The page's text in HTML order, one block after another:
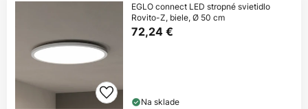
EGLO connect LED stropné svietidlo
Rovito-Z, biele, Ø 50 cm
72,24 €
Na sklade